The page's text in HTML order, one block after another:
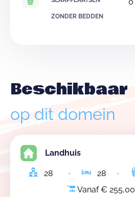
ZONDER BEDDEN
Beschikbaar
op dit domein
Landhuis
28 28
Vanaf € 255,00